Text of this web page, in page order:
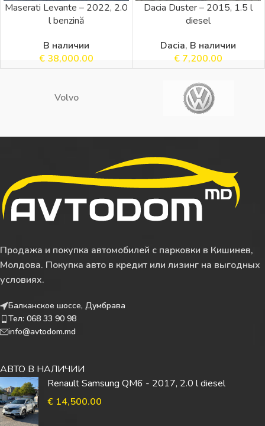
Maserati Levante – 2022, 2.0
l benzină
В наличии
€ 38,000.00
Dacia Duster – 2015, 1.5 l
diesel
Dacia, В наличии
€ 7,200.00
Volvo
Продажа и покупка автомобилей с парковки в Кишинев,
Молдова. Покупка авто в кредит или лизинг на выгодных
условиях.
Балканское шоссе, Думбрава
Тел: 068 33 90 98
info@avtodom.md
АВТО В НАЛИЧИИ
Renault Samsung QM6 - 2017, 2.0 l diesel
€ 14,500.00